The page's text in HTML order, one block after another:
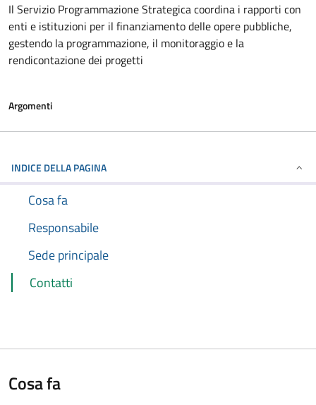
Il Servizio Programmazione Strategica coordina i rapporti con
enti e istituzioni per il finanziamento delle opere pubbliche,
gestendo la programmazione, il monitoraggio e la
rendicontazione dei progetti
Argomenti
INDICE DELLA PAGINA
Cosa fa
Responsabile
Sede principale
Contatti
Cosa fa